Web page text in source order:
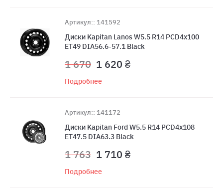
Артикул:: 141592
Диски Kapitan Lanos W5.5 R14 PCD4x100
ET49 DIA56.6-57.1 Black
1 670 1 620 ₴
Подробнее
Артикул:: 141172
Диски Kapitan Ford W5.5 R14 PCD4x108
ET47.5 DIA63.3 Black
1 763 1 710 ₴
Подробнее